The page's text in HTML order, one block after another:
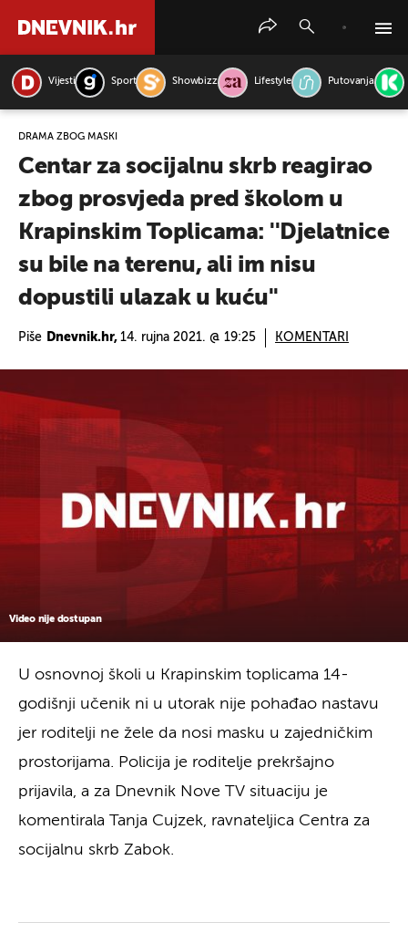
Vijesti Sport Showbizz Lifestyle Putovanja
DRAMA ZBOG MASKI
Centar za socijalnu skrb reagirao
zbog prosvjeda pred školom u
Krapinskim Toplicama: ''Djelatnice
su bile na terenu, ali im nisu
dopustili ulazak u kuću''
Piše Dnevnik.hr, 14. rujna 2021. @ 19:25 KOMENTARI
Video nije dostupan
U osnovnoj školi u Krapinskim toplicama 14-
godišnji učenik ni u utorak nije pohađao nastavu
jer roditelji ne žele da nosi masku u zajedničkim
prostorijama. Policija je roditelje prekršajno
prijavila, a za Dnevnik Nove TV situaciju je
komentirala Tanja Cujzek, ravnateljica Centra za
socijalnu skrb Zabok.
PRETRAŽITE VIJESTI